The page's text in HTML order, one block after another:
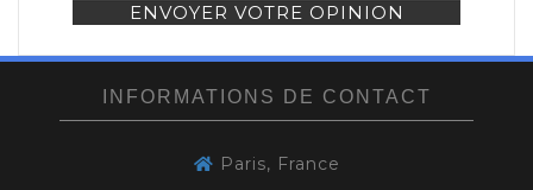
ENVOYER VOTRE OPINION
INFORMATIONS DE CONTACT
Paris, France